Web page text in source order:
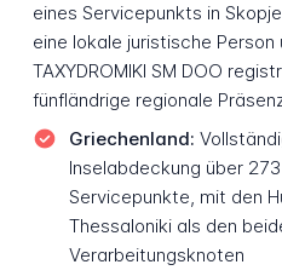
eines Servicepunkts in
eine lokale juristische Person
TAXYDROMIKI SM DOO
fünfländrige regionale
Griechenland:
Inselabdeckung über
Servicepunkte, mit den
Thessaloniki als den
Verarbeitungsknoten